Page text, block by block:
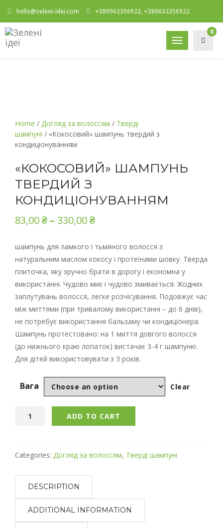
hello@zeleni-idei.com +380962356922, +380632356922
Toggle
navigation
0
Home / Догляд за волоссям / Тверді
шампуні / «Кокосовий» шампунь твердий з
кондиціонуванням
«КОКОСОВИЙ» ШАМПУНЬ
ТВЕРДИЙ З
КОНДИЦІОНУВАННЯМ
83,00₴ – 330,00₴
шампунь для ламкого і тьмяного волосся з
натуральним маслом кокосу і протеїнами шовку. Тверда
плиточка, яку зручно брати в дорогу і економна у
використанні. Чудово миє і чудово змивається. Жодних
заплутувань волосся, легке розчісування. Подовжує час
між миттями (при тривалому використанні – до 6 днів),
не потребує використання бальзаму чи кондиціонера.
Шампунь протестовано: на 1 миття довгого волосся
(до нижнього краю лопаток) вистачає 3-4 г шампуню.
Для дітей використовувати з 3 років.
Вага Clear
ADD TO CART
Categories: Догляд за волоссям, Тверді шампуні
DESCRIPTION
ADDITIONAL INFORMATION